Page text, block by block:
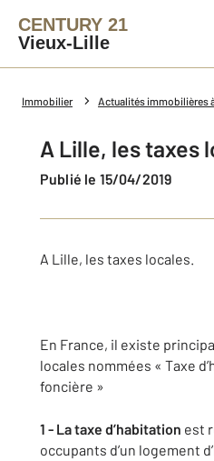
CENTURY 21
Vieux-Lille
Immobilier Actualités immobilières
A Lille, les taxes
Publié le 15/04/2019
A Lille, les taxes locales.
En France, il existe
locales nommées « Taxe
foncière »
1 - La taxe d’habitation est
occupants d’un logement